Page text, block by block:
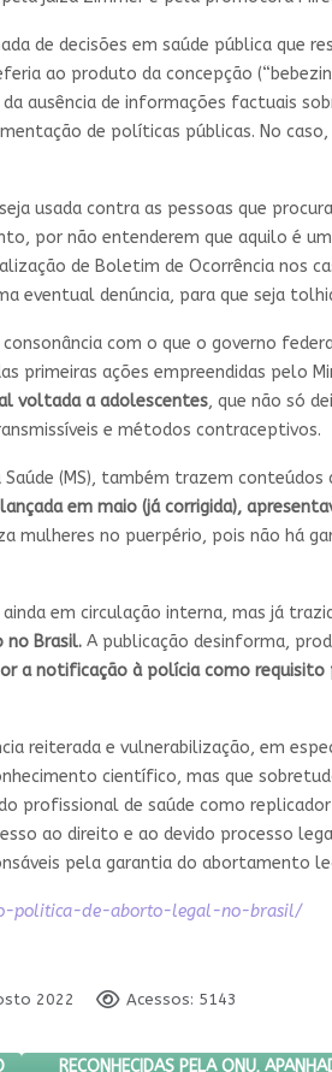
de decisões em saúde pública
ao produto da concepção
ausência de informações factuais
de políticas públicas. No
usada contra as pessoas que
por não entenderem que aquilo é
de Boletim de Ocorrência nos
eventual denúncia, para que seja
com o que o governo
primeiras ações empreendidas pelo
voltada a adolescentes, que não só
e métodos contraceptivos.
(MS), também trazem
em maio (já corrigida),
mulheres no puerpério, pois não há
em circulação interna, mas já
no Brasil. A publicação desinforma,
a notificação à polícia como
reiterada e vulnerabilização, em
científico, mas que
profissional de saúde como
ao direito e ao devido processo
pela garantia do abortamento
politica-de-aborto-legal-no-brasil/
2022 Acessos: 5143
– TRABALHO E EMPREGO
PRÓXIMO ARTIGO:
RECONHECIDAS PELA ONU,